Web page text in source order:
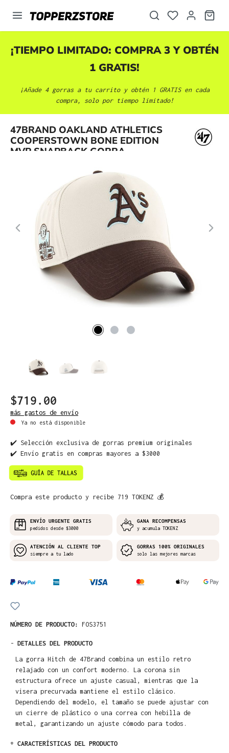
principal
¡TIEMPO LIMITADO: COMPRA 3 Y OBTÉN
1 GRATIS!
¡Añade 4 gorras a tu carrito y obtén 1 GRATIS en cada
compra, solo por tiempo limitado!
47BRAND OAKLAND ATHLETICS
COOPERSTOWN BONE EDITION
MVP SNAPBACK GORRA
Omitir galería de imágenes
$719.00
más gastos de envío
Ya no está disponible
✔️ Selección exclusiva de gorras premium originales
✔️ Envío gratis en compras mayores a $3000
Compra este producto y recibe 719 TOKENZ 💰
ENVÍO URGENTE GRATIS
pedidos desde $3000
GANA RECOMPENSAS
y acumula TOKENZ
ATENCIÓN AL CLIENTE TOP
siempre a tu lado
GORRAS 100% ORIGINALES
solo las mejores marcas
NÚMERO DE PRODUCTO: FOS3751
- DETALLES DEL PRODUCTO
La gorra Hitch de 47Brand combina un estilo retro
relajado con un confort moderno. La corona sin
estructura ofrece un ajuste casual, mientras que la
visera precurvada mantiene el estilo clásico.
Dependiendo del modelo, el tamaño se puede ajustar con
un cierre de plástico o una correa con hebilla de
metal, garantizando un ajuste cómodo para todos.
+ CARACTERÍSTICAS DEL PRODUCTO